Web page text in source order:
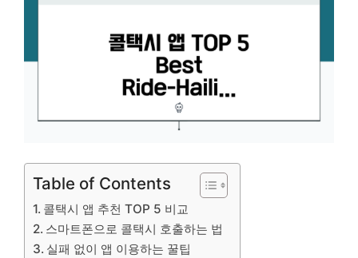
Table of Contents
콜택시 앱 추천 TOP 5 비교
스마트폰으로 콜택시 호출하는 법
실패 없이 앱 이용하는 꿀팁